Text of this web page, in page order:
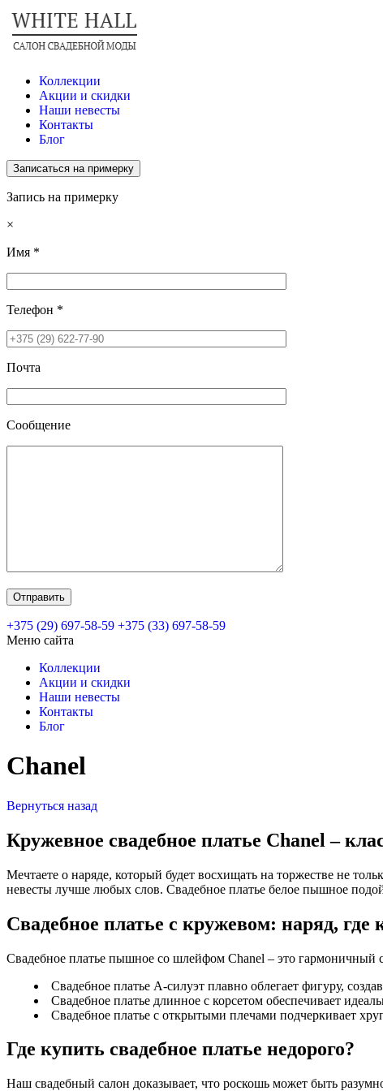
Коллекции
Акции и скидки
Наши невесты
Контакты
Блог
Записаться на примерку
Запись на примерку
×
Имя *
Телефон *
Почта
Сообщение
+375 (29) 697-58-59 +375 (33) 697-58-59
Меню сайта
Коллекции
Акции и скидки
Наши невесты
Контакты
Блог
Chanel
Вернуться назад
Кружевное свадебное платье Chanel –
Мечтаете о наряде, который будет восхищать на торжестве не
невесты лучше любых слов. Свадебное платье белое пышное
Свадебное платье с кружевом: наряд, где
Свадебное платье пышное со шлейфом Chanel – это гармоничный
Свадебное платье А-силуэт плавно облегает фигуру,
Свадебное платье длинное с корсетом обеспечивает
Свадебное платье с открытыми плечами подчеркивает
Где купить свадебное платье недорого?
Наш свадебный салон доказывает, что роскошь может быть